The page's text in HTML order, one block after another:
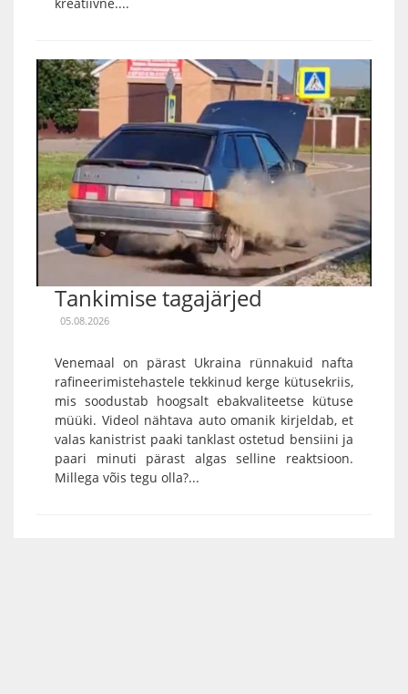
kreatiivne....
Tankimise tagajärjed
05.08.2026
Venemaal on pärast Ukraina rünnakuid nafta
rafineerimistehastele tekkinud kerge kütusekriis,
mis soodustab hoogsalt ebakvaliteetse kütuse
müüki. Videol nähtava auto omanik kirjeldab, et
valas kanistrist paaki tanklast ostetud bensiini ja
paari minuti pärast algas selline reaktsioon.
Millega võis tegu olla?...